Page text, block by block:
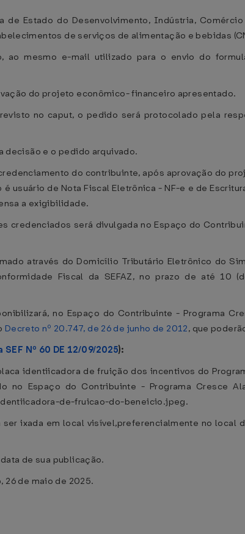
de Estado do Desenvolvimento, Indústria,
de serviços de alimentação e bebidas
ao mesmo e-mail utilizado para o envio do
do projeto econômico- financeiro apresentado.
no caput, o pedido será protocolado pela
decisão e o pedido arquivado.
do contribuinte, após aprovação do
é usuário de Nota Fiscal Eletrônica - NF-e e de
a exigibilidade.
credenciados será divulgada no Espaço do
através do Domicílio Tributário Eletrônico do
Fiscal da SEFAZ, no prazo de até 10
no Espaço do Contribuinte - Programa
Decreto nº 20.747, de 26 de junho de 2012, que
Nº 60 DE 12/09/2025):
identiicadora de fruição dos incentivos do
no Espaço do Contribuinte - Programa Cresce
de-fruicao-do-beneicio.jpeg.
ser ixada em local visível,preferencialmente no
de sua publicação.
26 de maio de 2025.